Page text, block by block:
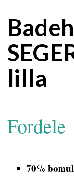
lilla
Fordele
70%